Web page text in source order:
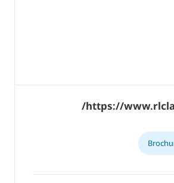
https://